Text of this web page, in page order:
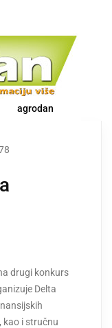
agrodan
drugi konkurs
Delta
kao i stručnu